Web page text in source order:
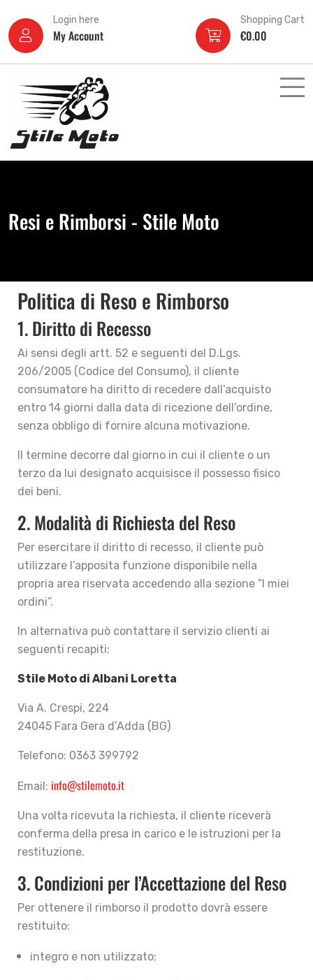
Login here
My Account
Shopping Cart
€0.00
Resi e Rimborsi - Stile Moto
Politica di Reso e Rimborso
1. Diritto di Recesso
Ai sensi degli artt. 52 e seguenti del D.Lgs.
206/2005 (Codice del Consumo), il cliente
consumatore ha diritto di recedere dall’acquisto
entro 14 giorni dalla data di ricezione dell’ordine,
senza obbligo di fornire alcuna motivazione.
Il termine decorre dal giorno in cui il cliente o un
terzo da lui designato acquisisce il possesso fisico
dei beni.
2. Modalità di Richiesta del Reso
Per esercitare il diritto di recesso, il cliente può
utilizzare l’apposita funzione disponibile nella
propria area riservata accedendo alla sezione “I miei
ordini”.
In alternativa può contattare il servizio clienti ai
seguenti recapiti:
Stile Moto di Albani Loretta
Via A. Crespi, 224
24045 Fara Gera d’Adda (BG)
Telefono: 0363 399792
Email: info@stilemoto.it
Una volta ricevuta la richiesta, il cliente riceverà
conferma della presa in carico e le istruzioni per la
restituzione.
3. Condizioni per l’Accettazione del Reso
Per ottenere il rimborso il prodotto dovrà essere
restituito:
integro e non utilizzato;